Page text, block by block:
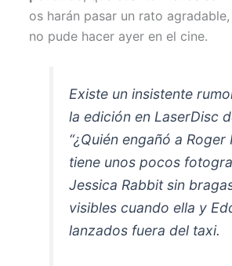
os harán pasar un rato
no pude hacer ayer en el cine.
Existe un insistente
la edición en LaserDisc
“¿Quién engañó a Roger
tiene unos pocos
Jessica Rabbit sin
visibles cuando ella y
lanzados fuera del taxi.